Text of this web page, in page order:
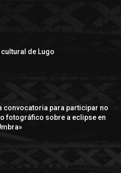
cultural de Lugo
convocatoria para participar no
fotográfico sobre a eclipse en